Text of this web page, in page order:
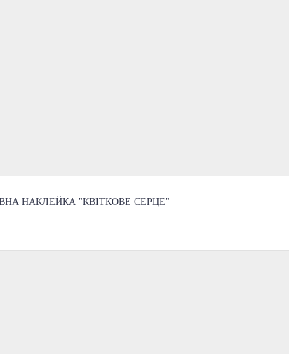
НАКЛЕЙКА "КВІТКОВЕ СЕРЦЕ"